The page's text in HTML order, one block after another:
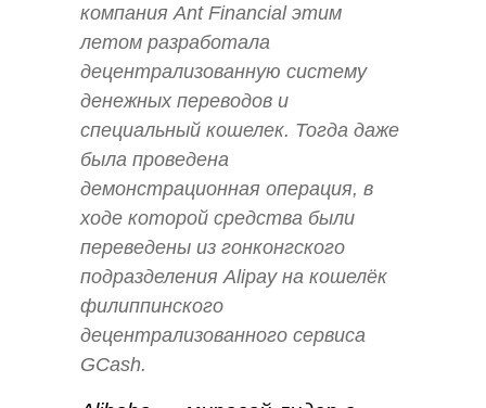
компания Ant Financial этим
летом разработала
децентрализованную систему
денежных переводов и
специальный кошелек. Тогда даже
была проведена
демонстрационная операция, в
ходе которой средства были
переведены из гонконгского
подразделения Alipay на кошелёк
филиппинского
децентрализованного сервиса
GCash.